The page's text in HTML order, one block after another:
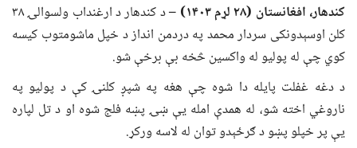
کندهار، افغانستان (۲۸ لړم ۱۴۰۳) –
د کندهار د ارغنداب ولسوالۍ ۳۸
کلن اوسېدونکی سردار محمد په دردمن انداز د خپل ماشومتوب کیسه
کوي چې له پولیو له واکسین څخه بې برخې شو.
د دغه غفلت پایله دا شوه چې هغه په شپږ کلنۍ کې د پولیو په
ناروغي اخته شو، له همدې امله یې ښۍ پښه فلج شوه او د تل لپاره
یې پر خپلو پښو د ګرځېدو توان له لاسه ورکړ.